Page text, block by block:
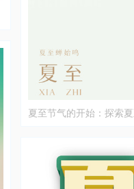
夏至节气的开始：探索